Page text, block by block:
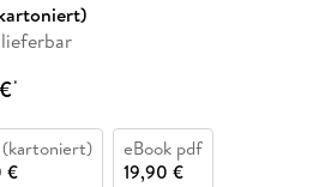
*
(kartoniert)
€
eBook pdf
19,90 €